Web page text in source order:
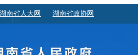
湖南省人大网 湖南省政协网